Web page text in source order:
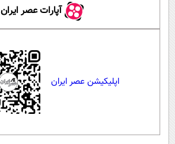
آپارات عصر ایران
اپلیکیشن عصر ایران